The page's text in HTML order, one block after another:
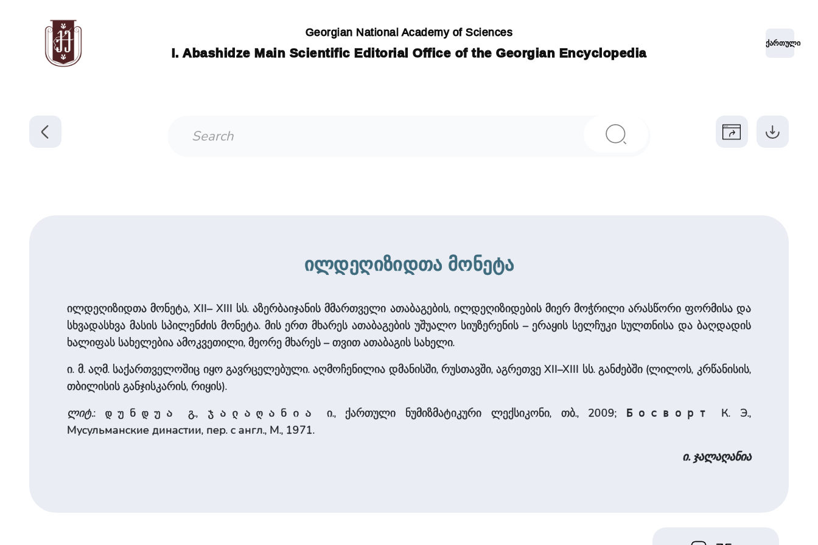
Georgian National Academy of Sciences
I. Abashidze Main Scientific Editorial Office of the Georgian Encyclopedia
ქართული
ილდეღიზიდთა მონეტა
ილდეღიზიდთა მონეტა, XII– XIII სს. აზერბაიჯანის მმართველი ათაბაგების, ილდეღიზიდების მიერ მოჭრილი არასწორი ფორმისა და
სხვა­და­სხვა მასის სპილენძის მონეტა. მის ერთ მხა­რეს ათაბაგების უშუალო სიუზერენის – ერაყის სელჩუკი სულთნისა და ბაღდადის
ხალიფას სახელებია ამოკვეთილი, მეორე მხა­რეს – თვით ათაბაგის სა­ხე­ლი.
ი. მ. აღმ. სა­ქარ­თვე­ლო­შიც იყო გავრცელებული. აღმოჩენილია დმანისში, რუსთავში, აგრეთვე XII–XIII სს. განძებში (ლილოს, კრწანისის,
თბილისის განჯისკარის, რიყის).
ლიტ.:დუნდუა გ., ჯალაღანია ი., ქართული ნუმიზმატიკური ლექსიკონი, თბ., 2009; Босворт
К. Э.,
Мусульманские династии, пер. с англ., М., 1971.
ი. ჯალაღანია